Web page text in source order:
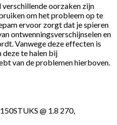
verschillende oorzaken zijn
om het probleem op te
ervoor zorgt dat je spieren
ontwenningsverschijnselen en
Vanwege deze effecten is
deze te halen bij
van de problemen hierboven.
@ 1.8 270,